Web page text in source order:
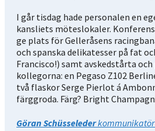
I går tisdag hade personalen en
kansliets möteslokaler.
ge plats för Gelleråsens
och spanska delikatesser på fat
Francisco!) samt avskedstårta
kollegorna: en Pegaso Z102
två flaskor Serge Pierlot á
färggroda. Färg? Bright
Göran Schüsselederkommunikatör